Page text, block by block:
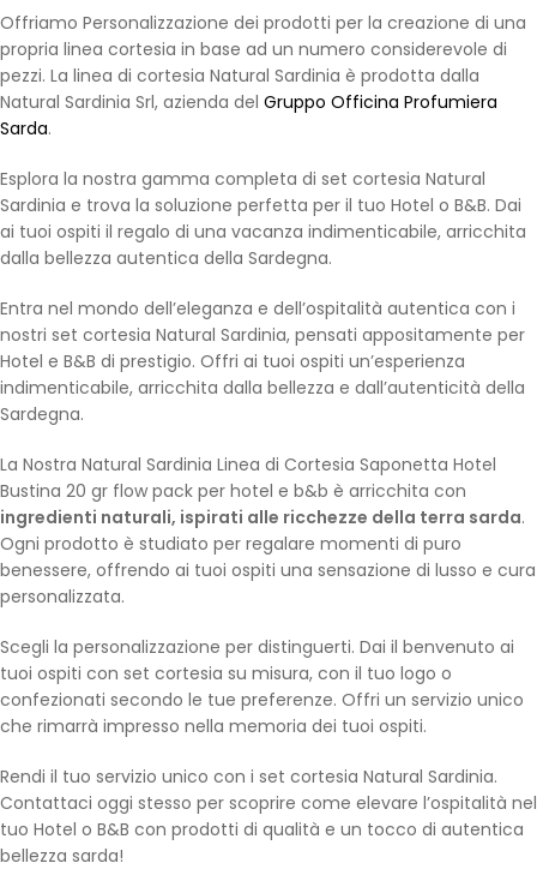
Offriamo Personalizzazione dei prodotti per la creazione di una
propria linea cortesia in base ad un numero considerevole di
pezzi. La linea di cortesia Natural Sardinia è prodotta dalla
Natural Sardinia Srl, azienda del Gruppo Officina Profumiera
Sarda.
Esplora la nostra gamma completa di set cortesia Natural
Sardinia e trova la soluzione perfetta per il tuo Hotel o B&B. Dai
ai tuoi ospiti il regalo di una vacanza indimenticabile, arricchita
dalla bellezza autentica della Sardegna.
Entra nel mondo dell’eleganza e dell’ospitalità autentica con i
nostri set cortesia Natural Sardinia, pensati appositamente per
Hotel e B&B di prestigio. Offri ai tuoi ospiti un’esperienza
indimenticabile, arricchita dalla bellezza e dall’autenticità della
Sardegna.
La Nostra Natural Sardinia Linea di Cortesia Saponetta Hotel
Bustina 20 gr flow pack per hotel e b&b è arricchita con
ingredienti naturali, ispirati alle ricchezze della terra sarda.
Ogni prodotto è studiato per regalare momenti di puro
benessere, offrendo ai tuoi ospiti una sensazione di lusso e cura
personalizzata.
Scegli la personalizzazione per distinguerti. Dai il benvenuto ai
tuoi ospiti con set cortesia su misura, con il tuo logo o
confezionati secondo le tue preferenze. Offri un servizio unico
che rimarrà impresso nella memoria dei tuoi ospiti.
Rendi il tuo servizio unico con i set cortesia Natural Sardinia.
Contattaci oggi stesso per scoprire come elevare l’ospitalità nel
tuo Hotel o B&B con prodotti di qualità e un tocco di autentica
bellezza sarda!